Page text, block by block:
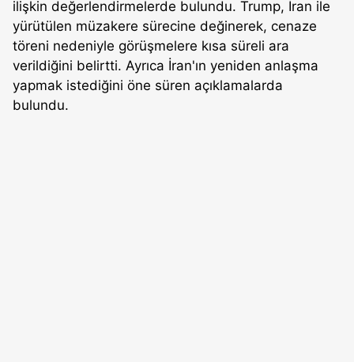
ilişkin değerlendirmelerde bulundu. Trump, İran ile
yürütülen müzakere sürecine değinerek, cenaze
töreni nedeniyle görüşmelere kısa süreli ara
verildiğini belirtti. Ayrıca İran'ın yeniden anlaşma
yapmak istediğini öne süren açıklamalarda
bulundu.